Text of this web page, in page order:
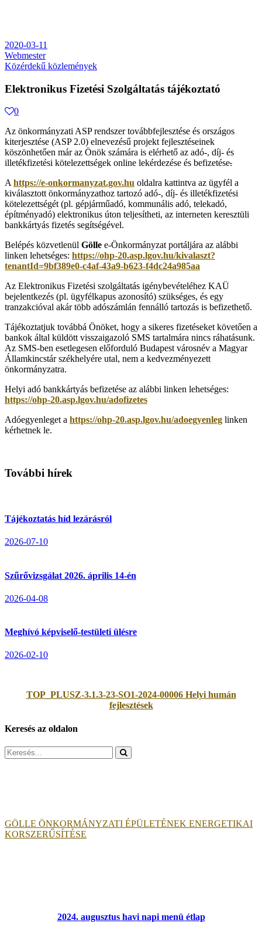
2020-03-11
Webmester
Közérdekű közlemények
Elektronikus Fizetési Szolgáltatás tájékoztató
0
Az önkormányzati ASP rendszer továbbfejlesztése és országos
kiterjesztése (ASP 2.0) elnevezésű projekt fejlesztéseinek
köszönhetően már az Önök számára is elérhető az adó-, díj- és
illetékfizetési kötelezettségek online lekérdezése és befizetése.
Ahttps://e-onkormanyzat.gov.hu oldalra kattintva az ügyfél a
kiválasztott önkormányzathoz tartozó adó-, díj- és illetékfizetési
kötelezettségét (pl. gépjárműadó, kommunális adó, telekadó,
építményadó) elektronikus úton teljesítheti, az interneten keresztüli
bankkártyás fizetés segítségével.
Belépés közvetlenül Gölle e-Önkormányzat portáljára az alábbi
linken lehetséges: https://ohp-20.asp.lgov.hu/kivalaszt?
tenantId=9bf389e0-c4af-43a9-b623-f4dc24a985aa
Az Elektronikus Fizetési szolgáltatás igénybevételéhez KAÜ
bejelentkezés (pl. ügyfélkapus azonosító) szükséges, és egy
tranzakcióval akár több adószámlán fennálló tartozás is befizethető.
Tájékoztatjuk továbbá Önöket, hogy a sikeres fizetéseket követően a
bankok által küldött visszaigazoló SMS tartalmára nincs ráhatásunk.
Az SMS-ben esetlegesen előforduló Budapest városnév a Magyar
Államkincstár székhelyére utal, nem a kedvezményezett
önkormányzatra.
Helyi adó bankkártyás befizetése az alábbi linken lehetséges:
https://ohp-20.asp.lgov.hu/adofizetes
Adóegyenleget a https://ohp-20.asp.lgov.hu/adoegyenleg linken
kérhetnek le.
További hírek
Tájékoztatás híd lezárásról
2026-07-10
Szűrővizsgálat 2026. április 14-én
2026-04-08
Meghívó képviselő-testületi ülésre
2026-02-10
TOP_PLUSZ-3.1.3-23-SO1-2024-00006 Helyi humán
fejlesztések
Keresés az oldalon
Search
for:
GÖLLE ÖNKORMÁNYZATI ÉPÜLETÉNEK ENERGETIKAI
KORSZERŰSÍTÉSE
2024. augusztus havi napi menü étlap